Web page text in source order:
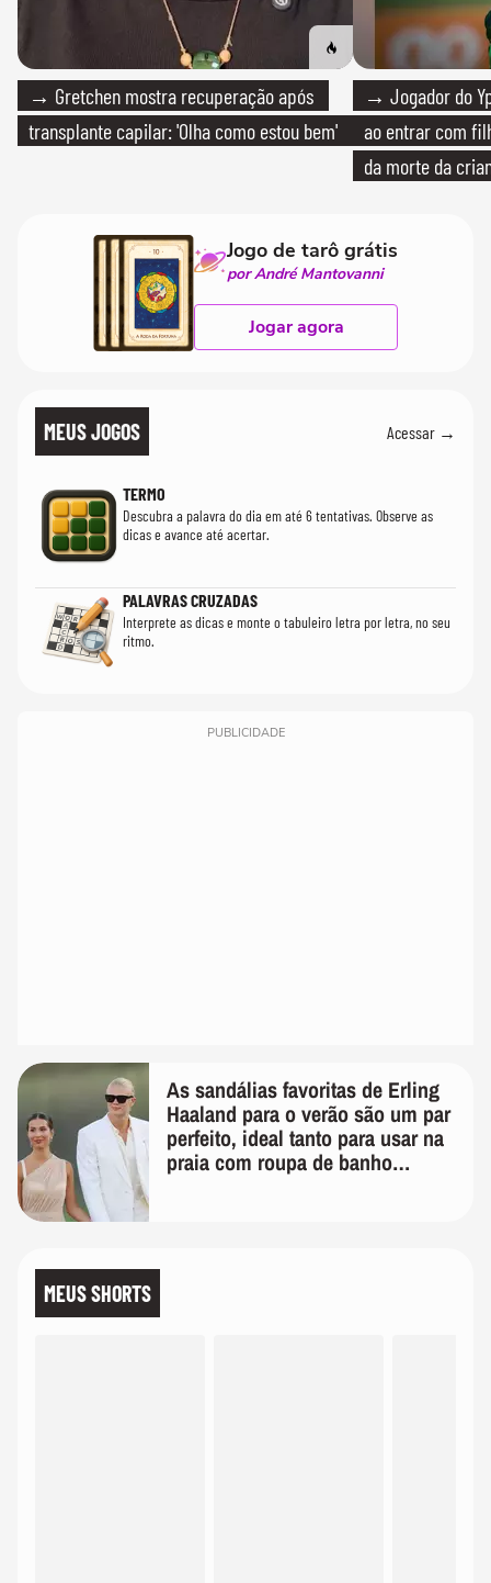
→ Gretchen mostra recuperação após
transplante capilar: 'Olha como estou bem'
→ Jogador do
ao entrar com
da morte da
Jogo de tarô grátis
por André Mantovanni
Jogar agora
MEUS JOGOS Acessar →
TERMO
Descubra a palavra do dia em até 6 tentativas. Observe as
dicas e avance até acertar.
PALAVRAS CRUZADAS
Interprete as dicas e monte o tabuleiro letra por letra, no seu
ritmo.
PUBLICIDADE
As sandálias favoritas de Erling
Haaland para o verão são um par
perfeito, ideal tanto para usar na
praia com roupa de banho
MEUS SHORTS